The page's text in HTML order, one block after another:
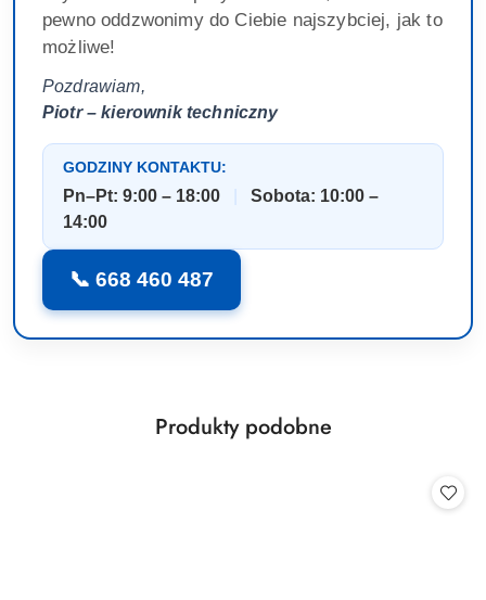
pewno oddzwonimy do Ciebie najszybciej, jak to
możliwe!
Pozdrawiam,
Piotr – kierownik techniczny
GODZINY KONTAKTU:
Pn–Pt: 9:00 – 18:00
Sobota: 10:00 –
14:00
📞 668 460 487
Pomiń karuzelę produktów
Produkty
Produkty podobne